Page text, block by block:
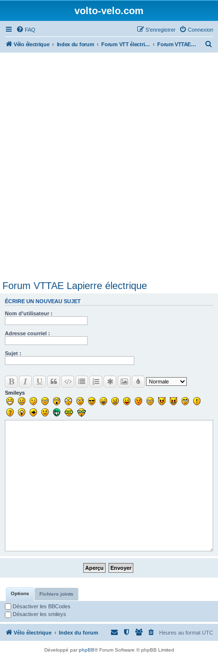
volto-velo.com
FAQ Connexion
S’enregistrer
Vélo électrique Index du forum Forum VTT électrique par marques (Giant, Lapierre, Specialized...) Forum VTTAE Lapierre électrique
Forum VTTAE Lapierre électrique
ÉCRIRE UN NOUVEAU SUJET
Nom d’utilisateur :
Adresse courriel :
Sujet :
Smileys
Options Fichiers joints
Désactiver les BBCodes
Désactiver les smileys
Vélo électrique Index du forum Heures au format UTC
Développé parphpBB® Forum Software © phpBB Limited